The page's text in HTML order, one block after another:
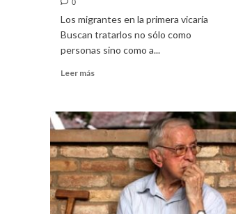
0
Los migrantes en la primera vicaría
Buscan tratarlos no sólo como
personas sino como a...
Leer más
Acción
de
Dios